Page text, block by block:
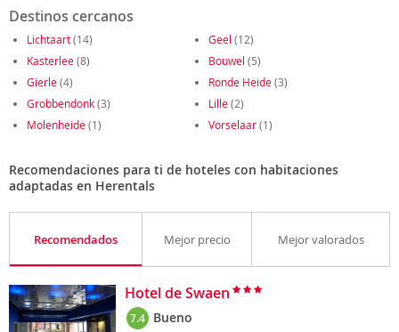
Destinos cercanos
Lichtaart(14) Geel (12)
Kasterlee(8) Bouwel (5)
Gierle(4) Ronde Heide(3)
Grobbendonk(3) Lille(2)
Molenheide(1) Vorselaar(1)
Recomendaciones para ti de hoteles con habitaciones
adaptadas en Herentals
Recomendados Mejor precio Mejor valorados
Hotel de Swaen
7.4 Bueno